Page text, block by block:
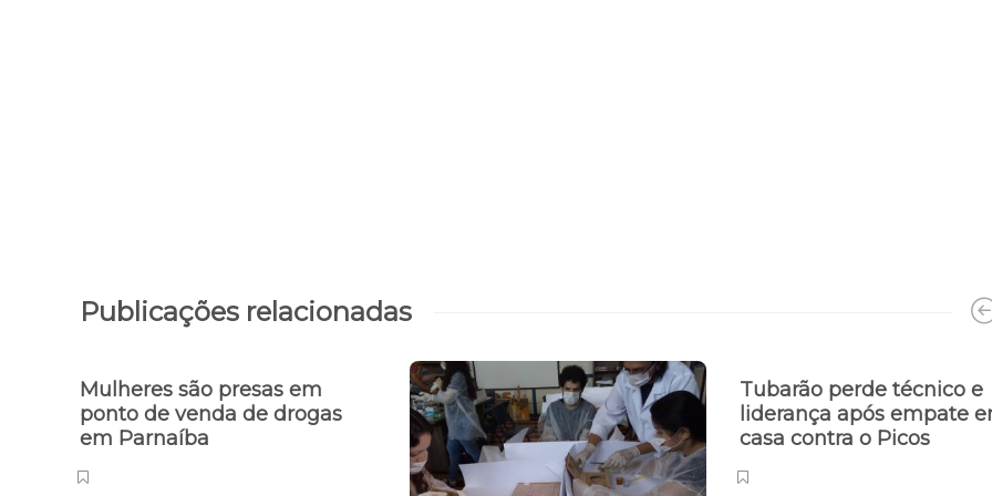
Publicações relacionadas
Mulheres são presas em
ponto de venda de drogas
em Parnaíba
Tubarão perde técnico e
liderança após empate
casa contra o Picos